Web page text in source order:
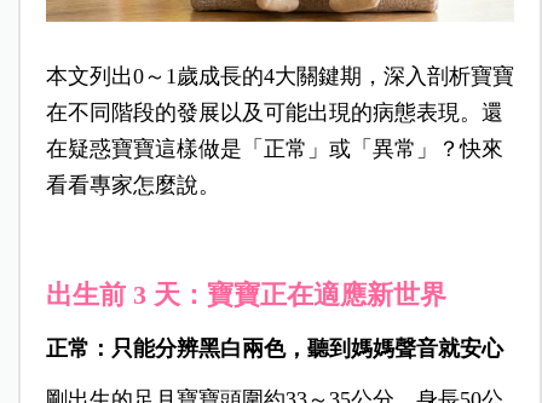
本文列出0～1歲成長的4大關鍵期，深入剖析寶寶
在不同階段的發展以及可能出現的病態表現。還
在疑惑寶寶這樣做是「正常」或「異常」？快來
看看專家怎麼說。
出生前 3 天：寶寶正在適應新世界
正常：只能分辨黑白兩色， 聽到媽媽聲音就安心